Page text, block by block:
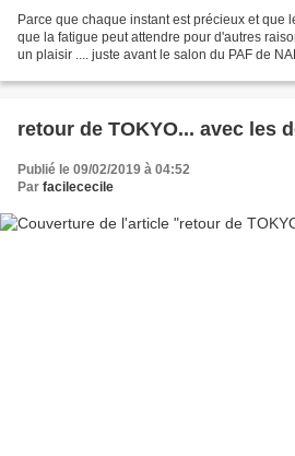
Parce que chaque instant est précieux et que
que la fatigue peut attendre pour d'autres
un plaisir .... juste avant le salon du PAF de
retour de TOKYO... avec les
Publié le 09/02/2019 à 04:52
Par facilececile